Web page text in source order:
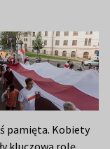
pamięta. Kobiety
kluczową rolę w